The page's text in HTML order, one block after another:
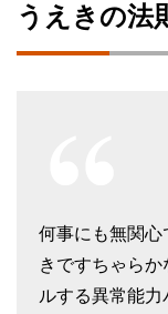
うえきの法
何事にも無関
きですちゃら
ルする異常能